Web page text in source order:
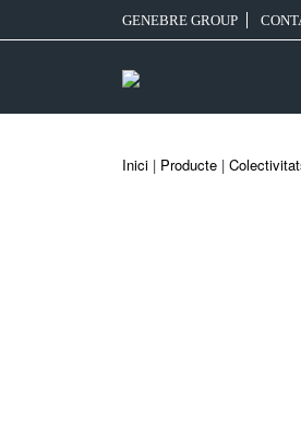
GENEBRE GROUP
Inici | Producte |